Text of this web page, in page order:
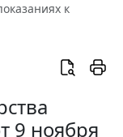
к
9 ноября